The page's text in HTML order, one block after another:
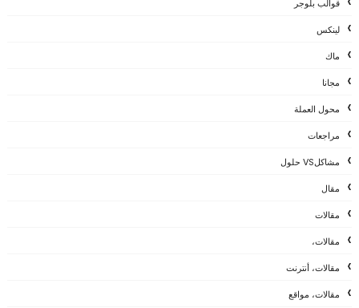
قوالب بلوجر
لينكس
ماك
مجانا
محول العملة
مراجعات
مشاكلVS حلول
مقال
مقالات
مقالات،
مقالات، أنترنت
مقالات، مواقع